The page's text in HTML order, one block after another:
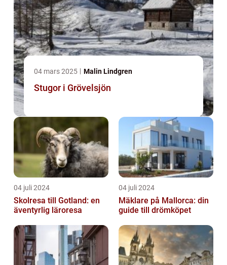
04 mars 2025 Malin Lindgren
Stugor i Grövelsjön
04 juli 2024
Skolresa till Gotland: en
äventyrlig läroresa
04 juli 2024
Mäklare på Mallorca: din
guide till drömköpet